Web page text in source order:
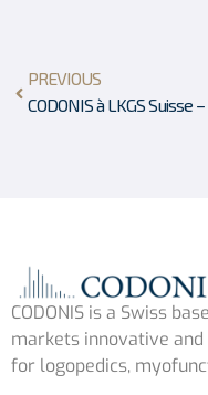
PREVIOUS
CODONIS is a Swiss
markets innovative
for logopedics,